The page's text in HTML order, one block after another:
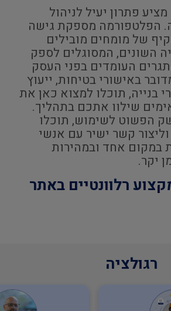
מציע פתרון יעיל לניהול
הפלטפורמה מספקת גישה
של מומחים מובילים
השונים, המסוגלים לספק
העומדים בפני העסק
באישורי בטיחות, ייעוץ
בנייה, תוכלו למצוא כאן את
שילוו אתכם בתהליך.
הפשוט לשימוש, תוכלו
קשר ישיר עם אנשי
במקום אחד ובמהירות
יקר.
רלוונטיים באתר
רגולציה